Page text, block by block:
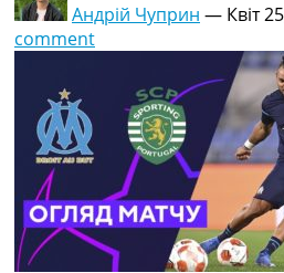
Андрій Чуприн — Квіт
comment